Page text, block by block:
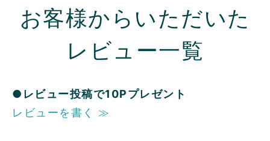
お客様からいただいた
レビュー一覧
●レビュー投稿で10Pプレゼント
レビューを書く ≫